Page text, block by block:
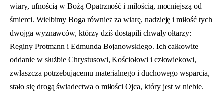
wiary, ufnością w Bożą Opatrzność i miłością, mocniejszą od
śmierci. Wielbimy Boga również za wiarę, nadzieję i miłość tych
dwojga wyznawców, którzy dziś dostąpili chwały ołtarzy:
Reginy Protmann i Edmunda Bojanowskiego. Ich całkowite
oddanie w służbie Chrystusowi, Kościołowi i człowiekowi,
zwłaszcza potrzebującemu materialnego i duchowego wsparcia,
stało się drogą świadectwa o miłości Ojca, który jest w niebie.